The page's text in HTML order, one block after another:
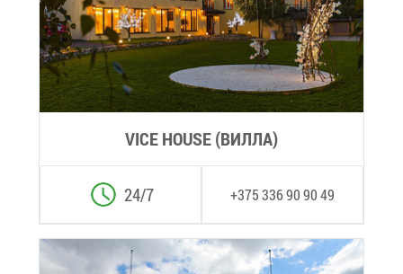
VICE HOUSE (ВИЛ­ЛА)
+375 336 90 90 49
24/7